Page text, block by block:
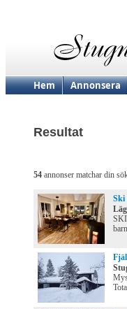
Hem Annonsera
Resultat
54 annonser matchar din
Ski